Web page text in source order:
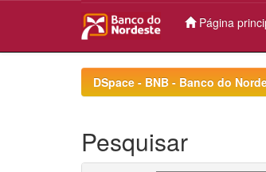
Página
DSpace - BNB - Banco do
Pesquisar